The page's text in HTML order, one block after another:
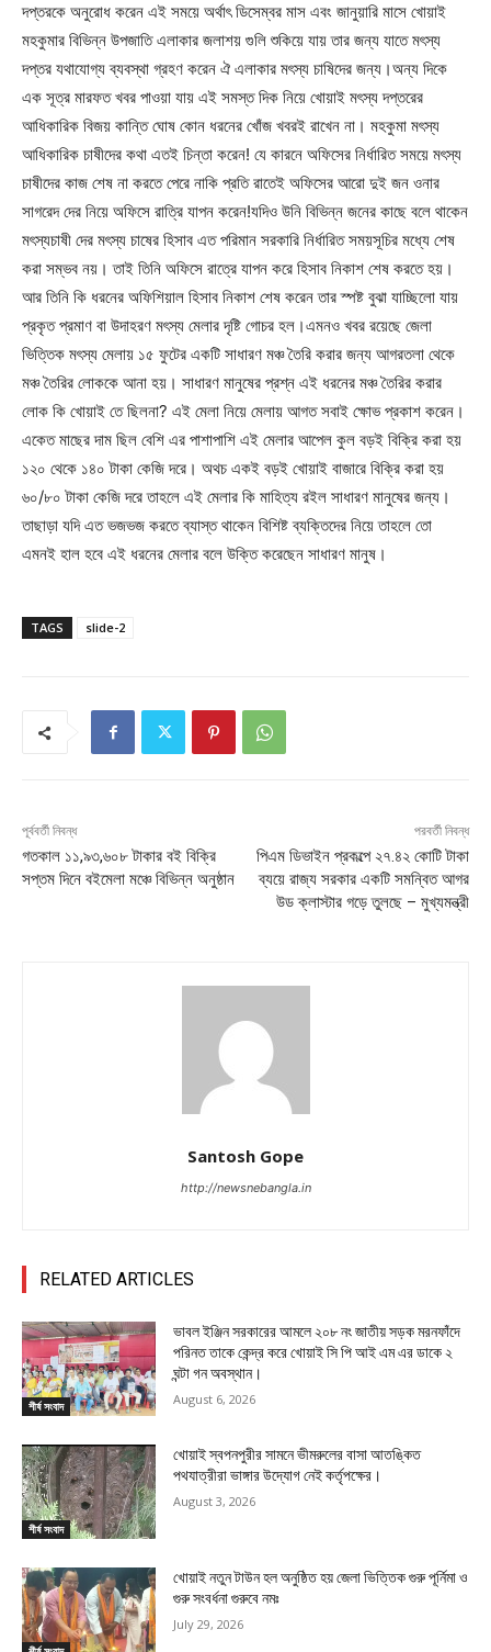
দপ্তরকে অনুরোধ করেন এই সময়ে অর্থাৎ ডিসেম্বর মাস এবং জানুয়ারি মাসে খোয়াই
মহকুমার বিভিন্ন উপজাতি এলাকার জলাশয় গুলি শুকিয়ে যায় তার জন্য যাতে মৎস্য
দপ্তর যথাযোগ্য ব্যবস্থা গ্রহণ করেন ঐ এলাকার মৎস্য চাষিদের জন্য।অন্য দিকে
এক সূত্র মারফত খবর পাওয়া যায় এই সমস্ত দিক নিয়ে খোয়াই মৎস্য দপ্তরের
আধিকারিক বিজয় কান্তি ঘোষ কোন ধরনের খোঁজ খবরই রাখেন না। মহকুমা মৎস্য
আধিকারিক চাষীদের কথা এতই চিন্তা করেন! যে কারনে অফিসের নির্ধারিত সময়ে মৎস্য
চাষীদের কাজ শেষ না করতে পেরে নাকি প্রতি রাতেই অফিসের আরো দুই জন ওনার
সাগরেদ দের নিয়ে অফিসে রাত্রি যাপন করেন!যদিও উনি বিভিন্ন জনের কাছে বলে থাকেন
মৎস্যচাষী দের মৎস্য চাষের হিসাব এত পরিমান সরকারি নির্ধারিত সময়সূচির মধ্যে শেষ
করা সম্ভব নয়। তাই তিনি অফিসে রাত্রে যাপন করে হিসাব নিকাশ শেষ করতে হয়।
আর তিনি কি ধরনের অফিশিয়াল হিসাব নিকাশ শেষ করেন তার স্পষ্ট বুঝা যাচ্ছিলো যায়
প্রকৃত প্রমাণ বা উদাহরণ মৎস্য মেলার দৃষ্টি গোচর হল।এমনও খবর রয়েছে জেলা
ভিত্তিক মৎস্য মেলায় ১৫ ফুটের একটি সাধারণ মঞ্চ তৈরি করার জন্য আগরতলা থেকে
মঞ্চ তৈরির লোককে আনা হয়। সাধারণ মানুষের প্রশ্ন এই ধরনের মঞ্চ তৈরির করার
লোক কি খোয়াই তে ছিলনা? এই মেলা নিয়ে মেলায় আগত সবাই ক্ষোভ প্রকাশ করেন।
একেত মাছের দাম ছিল বেশি এর পাশাপাশি এই মেলার আপেল কুল বড়ই বিক্রি করা হয়
১২০ থেকে ১৪০ টাকা কেজি দরে। অথচ একই বড়ই খোয়াই বাজারে বিক্রি করা হয়
৬০/৮০ টাকা কেজি দরে তাহলে এই মেলার কি মাহিত্য রইল সাধারণ মানুষের জন্য।
তাছাড়া যদি এত ভজভজ করতে ব্যাস্ত থাকেন বিশিষ্ট ব্যক্তিদের নিয়ে তাহলে তো
এমনই হাল হবে এই ধরনের মেলার বলে উক্তি করেছেন সাধারণ মানুষ।
TAGS slide-2
পূর্ববর্তী নিবন্ধ
গতকাল ১১,৯৩,৬০৮ টাকার বই বিক্রি
সপ্তম দিনে বইমেলা মঞ্চে বিভিন্ন অনুষ্ঠান
পরবর্তী নিবন্ধ
পিএম ডিভাইন প্রকল্পে ২৭.৪২ কোটি টাকা
ব্যয়ে রাজ্য সরকার একটি সমন্বিত আগর
উড ক্লাস্টার গড়ে তুলছে – মুখ্যমন্ত্রী
Santosh Gope
http://newsnebangla.in
RELATED ARTICLES
শীর্ষ সংবাদ
ভাবল ইঞ্জিন সরকারের আমলে ২০৮ নং জাতীয় সড়ক মরনফাঁদে
পরিনত তাকে কেন্দ্র করে খোয়াই সি পি আই এম এর ডাকে ২
ঘন্টা গন অবস্থান।
August 6, 2026
শীর্ষ সংবাদ
খোয়াই স্বপনপুরীর সামনে ভীমরুলের বাসা আতঙ্কিত
পথযাত্রীরা ভাঙ্গার উদ্যোগ নেই কর্তৃপক্ষের।
August 3, 2026
খোয়াই নতুন টাউন হল অনুষ্ঠিত হয় জেলা ভিত্তিক গুরু পূর্নিমা ও
গুরু সংবর্ধনা গুরুবে নমঃ
July 29, 2026